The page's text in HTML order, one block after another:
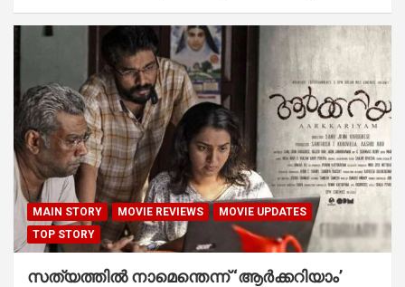
MAIN STORY MOVIE REVIEWS
MOVIE UPDATES
TOP STORY
സത്യത്തില്‍ നാമെന്തെന്ന് ‘ആര്‍ക്കറിയാം’